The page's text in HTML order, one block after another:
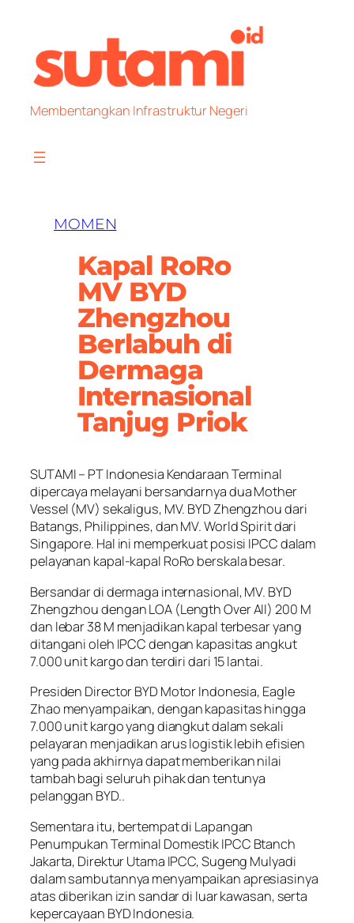
content
Membentangkan Infrastruktur Negeri
MOMEN
Kapal RoRo
MV BYD
Zhengzhou
Berlabuh di
Dermaga
Internasional
Tanjug Priok
SUTAMI – PT Indonesia Kendaraan Terminal
dipercaya melayani bersandarnya dua Mother
Vessel (MV) sekaligus, MV. BYD Zhengzhou dari
Batangs, Philippines, dan MV. World Spirit dari
Singapore. Hal ini memperkuat posisi IPCC dalam
pelayanan kapal-kapal RoRo berskala besar.
Bersandar di dermaga internasional, MV. BYD
Zhengzhou dengan LOA (Length Over All) 200 M
dan lebar 38 M menjadikan kapal terbesar yang
ditangani oleh IPCC dengan kapasitas angkut
7.000 unit kargo dan terdiri dari 15 lantai.
Presiden Director BYD Motor Indonesia, Eagle
Zhao menyampaikan, dengan kapasitas hingga
7.000 unit kargo yang diangkut dalam sekali
pelayaran menjadikan arus logistik lebih efisien
yang pada akhirnya dapat memberikan nilai
tambah bagi seluruh pihak dan tentunya
pelanggan BYD..
Sementara itu, bertempat di Lapangan
Penumpukan Terminal Domestik IPCC Btanch
Jakarta, Direktur Utama IPCC, Sugeng Mulyadi
dalam sambutannya menyampaikan apresiasinya
atas diberikan izin sandar di luar kawasan, serta
kepercayaan BYD Indonesia.